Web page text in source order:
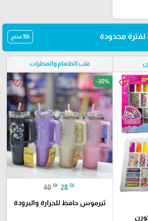
محدودة 155 منتج
favorite_border
علب الطعام والمطرات
favorite_border -30%
40 ₪ 28 ₪
ثيرموس حافظ للحرارة والبرودة